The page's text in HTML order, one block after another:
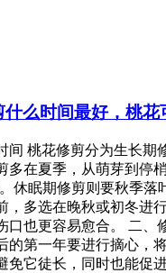
什么时间最好，桃花
间 桃花修剪分为生长期
多在夏季，从萌芽到停
休眠期修剪则要秋季落
，多选在晚秋或初冬进
口也更容易愈合。 二、
的第一年要进行摘心，
免它徒长，同时也能促